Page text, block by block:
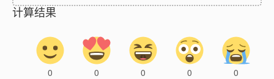
计算结果
0 0 0 0 0